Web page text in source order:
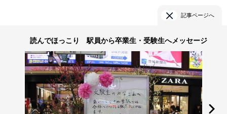
記事ページへ
読んでほっこり 駅員から卒業生・受験生へメッセージ